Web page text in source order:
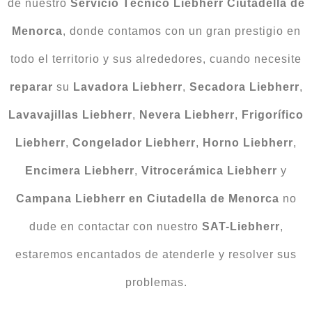
de nuestro Servicio Técnico Liebherr Ciutadella de
Menorca, donde contamos con un gran prestigio en
todo el territorio y sus alrededores, cuando necesite
reparar su Lavadora Liebherr, Secadora Liebherr,
Lavavajillas Liebherr, Nevera Liebherr, Frigorífico
Liebherr, Congelador Liebherr, Horno Liebherr,
Encimera Liebherr, Vitrocerámica Liebherr y
Campana Liebherr en Ciutadella de Menorca no
dude en contactar con nuestro SAT-Liebherr,
estaremos encantados de atenderle y resolver sus
problemas.